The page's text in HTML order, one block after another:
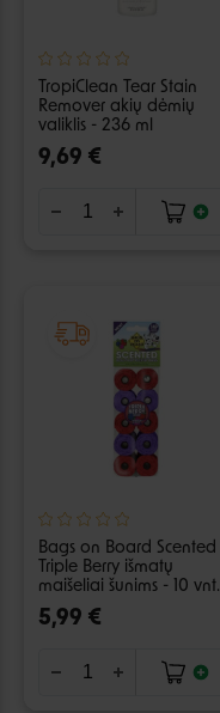
TropiClean Tear Stain
Remover akių dėmių
valiklis - 236 ml
9,69 €
Bags on Board Scented
Triple Berry išmatų
maišeliai šunims - 10 vnt.
5,99 €